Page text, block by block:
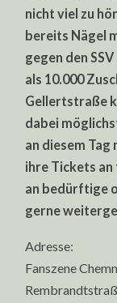
nicht viel zu
bereits Nägel
gegen den
als 10.000
Gellertstraße
dabei
an diesem Tag
ihre Tickets an
an bedürftige
gerne
Adresse:
Fanszene